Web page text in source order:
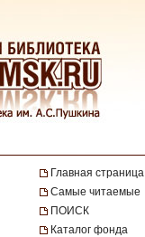
Главная страница
Самые читаемые
ПОИСК
Каталог фонда